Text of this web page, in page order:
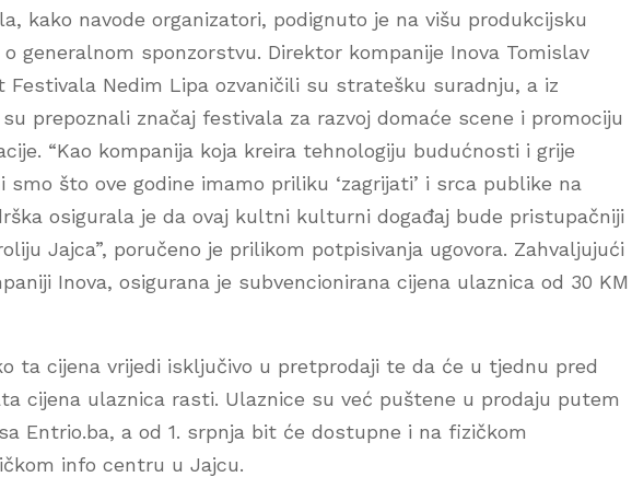
kako navode organizatori, podignuto je na višu produkcijsku
generalnom sponzorstvu. Direktor kompanije Inova Tomislav
Festivala Nedim Lipa ozvaničili su stratešku suradnju, a iz
prepoznali značaj festivala za razvoj domaće scene i promociju
“Kao kompanija koja kreira tehnologiju budućnosti i grije
što ove godine imamo priliku ‘zagrijati’ i srca publike na
osigurala je da ovaj kultni kulturni događaj bude pristupačniji
Jajca”, poručeno je prilikom potpisivanja ugovora. Zahvaljujući
Inova, osigurana je subvencionirana cijena ulaznica od 30 KM
ta cijena vrijedi isključivo u pretprodaji te da će u tjednu pred
cijena ulaznica rasti. Ulaznice su već puštene u prodaju putem
Entrio.ba, a od 1. srpnja bit će dostupne i na fizičkom
info centru u Jajcu.